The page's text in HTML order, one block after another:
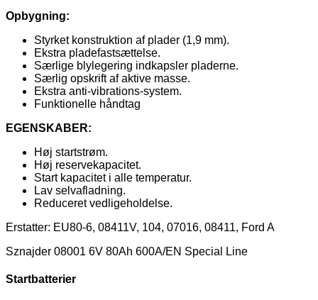
Opbygning:
Styrket konstruktion af plader (1,9 mm).
Ekstra pladefastsættelse.
Særlige blylegering indkapsler pladerne.
Særlig opskrift af aktive masse.
Ekstra anti-vibrations-system.
Funktionelle håndtag
EGENSKABER:
Høj startstrøm.
Høj reservekapacitet.
Start kapacitet i alle temperatur.
Lav selvafladning.
Reduceret vedligeholdelse.
Erstatter: EU80-6, 08411V, 104, 07016, 08411, Ford A
Sznajder 08001 6V 80Ah 600A/EN Special Line
Startbatterier